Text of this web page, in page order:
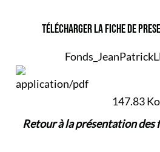
TÉLÉCHARGER LA FICHE DE
147.83 Ko
Retour à la présentation des